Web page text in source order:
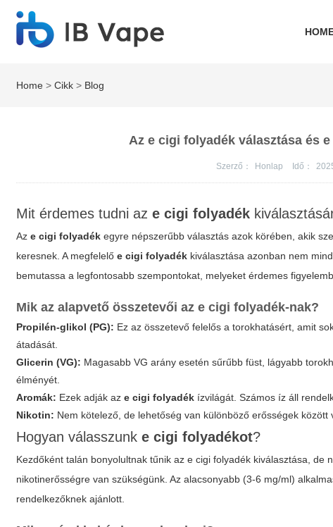
Home >Cikk > Blog
Az e cigi folyadék választása és
Szerző： Honlap Idő：
Mit érdemes tudni aze cigi folyadék
Aze cigi folyadék egyre népszerűbb választás azok körében, akik
keresnek. A megfelelőe cigi folyadék kiválasztása azonban nem
bemutassa a legfontosabb szempontokat, melyeket érdemes
Mik az alapvető összetevői aze cigi folyadék-nak?
Propilén-glikol (PG): Ez az összetevő felelős a torokhatásért, amit
átadását.
Glicerin (VG): Magasabb VG arány esetén sűrűbb füst, lágyabb
élményét.
Aromák: Ezek adják aze cigi folyadék ízvilágát. Számos íz áll
Nikotin: Nem kötelező, de lehetőség van különböző erősségek között
Hogyan válasszunke cigi folyadékot?
Kezdőként talán bonyolultnak tűnik aze cigi folyadék kiválasztása, de
nikotinerősségre van szükségünk. Az alacsonyabb (3-6 mg/ml)
rendelkezőknek ajánlott.